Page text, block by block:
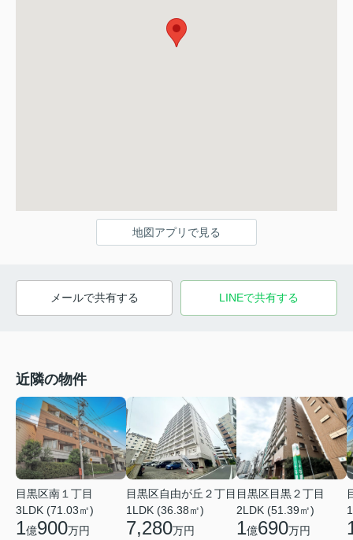
地図アプリで見る
メールで共有する LINEで共有する
近隣の物件
目黒区南１丁目
3LDK (71.03㎡)
1億900万円
目黒区自由が丘２丁目
1LDK (36.38㎡)
7,280万円
目黒区目黒２丁目
2LDK (51.39㎡)
1億690万円